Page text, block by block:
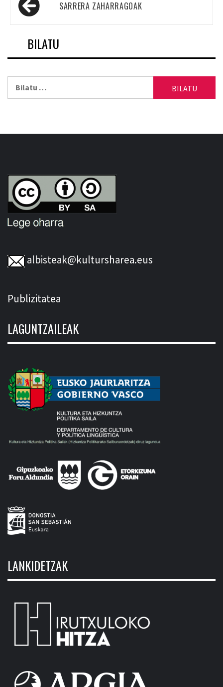
nabigazioaSARRERA ZAHARRAGOAK
BILATU
albisteak@kultursharea.eus
Publizitatea
LAGUNTZAILEAK
LANKIDETZAK